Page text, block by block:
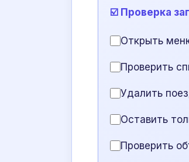
☑️ Проверка
Открыть
Проверить
Удалить
Оставить
Проверить